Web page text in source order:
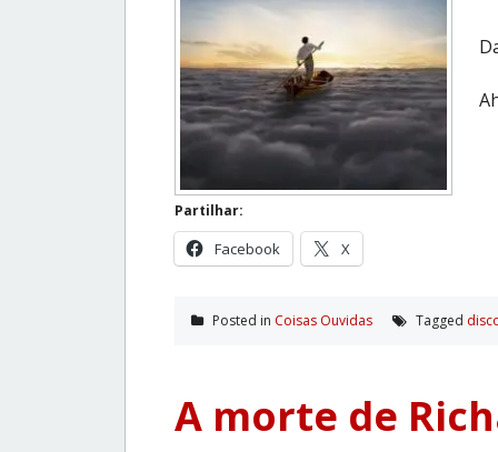
Partilhar:
Facebook X
Posted in Coisas Ouvidas Tagged
A morte de